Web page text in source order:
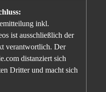
inkl.
ist ausschließlich der
verantwortlich. Der
distanziert sich
Dritter und macht sich